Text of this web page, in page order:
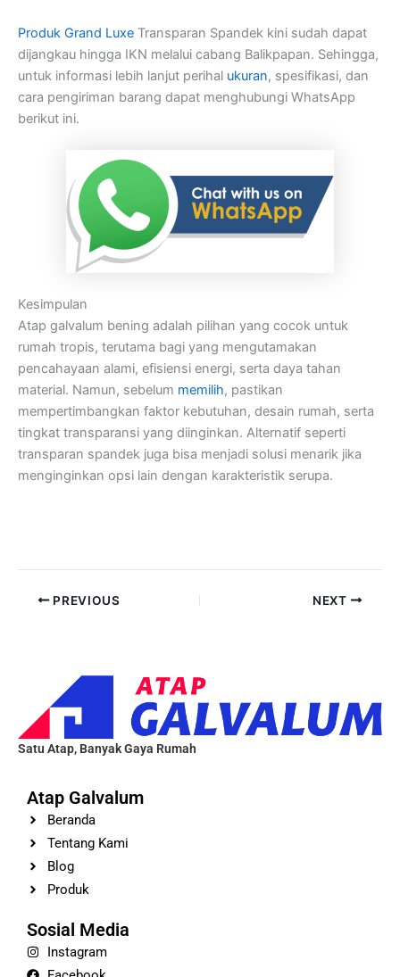
Produk Grand Luxe Transparan Spandek kini sudah dapat
dijangkau hingga IKN melalui cabang Balikpapan. Sehingga,
untuk informasi lebih lanjut perihal ukuran, spesifikasi, dan
cara pengiriman barang dapat menghubungi WhatsApp
berikut ini.
Kesimpulan
Atap galvalum bening adalah pilihan yang cocok untuk
rumah tropis, terutama bagi yang mengutamakan
pencahayaan alami, efisiensi energi, serta daya tahan
material. Namun, sebelum memilih, pastikan
mempertimbangkan faktor kebutuhan, desain rumah, serta
tingkat transparansi yang diinginkan. Alternatif seperti
transparan spandek juga bisa menjadi solusi menarik jika
menginginkan opsi lain dengan karakteristik serupa.
PREVIOUS NEXT
Satu Atap, Banyak Gaya Rumah
Atap Galvalum
Beranda
Tentang Kami
Blog
Produk
Sosial Media
Instagram